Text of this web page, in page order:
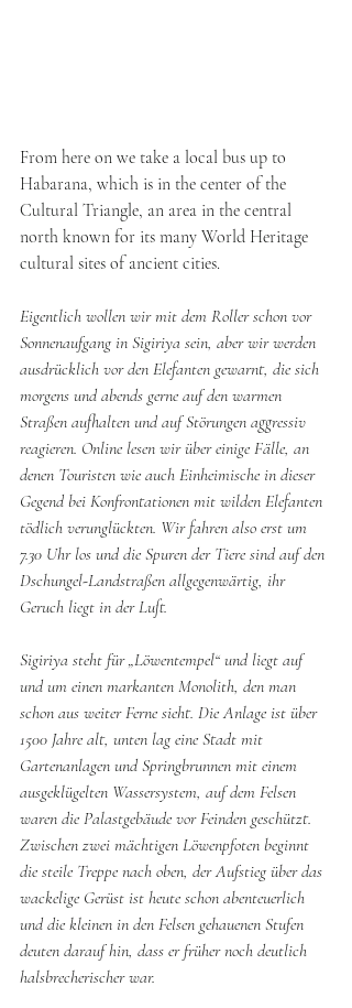
From here on we take a local bus up to
Habarana, which is in the center of the
Cultural Triangle, an area in the central
north known for its many World Heritage
cultural sites of ancient cities.
Eigentlich wollen wir mit dem Roller schon vor
Sonnenaufgang in Sigiriya sein, aber wir werden
ausdrücklich vor den Elefanten gewarnt, die sich
morgens und abends gerne auf den warmen
Straßen aufhalten und auf Störungen aggressiv
reagieren. Online lesen wir über einige Fälle, an
denen Touristen wie auch Einheimische in dieser
Gegend bei Konfrontationen mit wilden Elefanten
tödlich verunglückten. Wir fahren also erst um
7.30 Uhr los und die Spuren der Tiere sind auf den
Dschungel-Landstraßen allgegenwärtig, ihr
Geruch liegt in der Luft.
Sigiriya steht für „Löwentempel“ und liegt auf
und um einen markanten Monolith, den man
schon aus weiter Ferne sieht. Die Anlage ist über
1500 Jahre alt, unten lag eine Stadt mit
Gartenanlagen und Springbrunnen mit einem
ausgeklügelten Wassersystem, auf dem Felsen
waren die Palastgebäude vor Feinden geschützt.
Zwischen zwei mächtigen Löwenpfoten beginnt
die steile Treppe nach oben, der Aufstieg über das
wackelige Gerüst ist heute schon abenteuerlich
und die kleinen in den Felsen gehauenen Stufen
deuten darauf hin, dass er früher noch deutlich
halsbrecherischer war.